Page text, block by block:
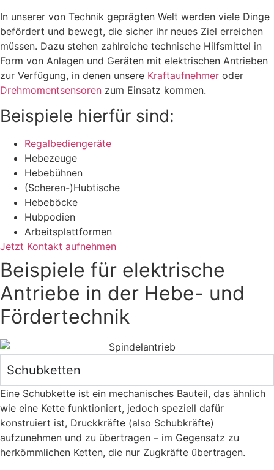
In unserer von Technik geprägten Welt werden viele Dinge
befördert und bewegt, die sicher ihr neues Ziel erreichen
müssen. Dazu stehen zahlreiche technische Hilfsmittel in
Form von Anlagen und Geräten mit elektrischen Antrieben
zur Verfügung, in denen unsere Kraftaufnehmer oder
Drehmomentsensoren zum Einsatz kommen.
Beispiele hierfür sind:
Regalbediengeräte
Hebezeuge
Hebebühnen
(Scheren-)Hubtische
Hebeböcke
Hubpodien
Arbeitsplattformen
Jetzt Kontakt aufnehmen
Beispiele für elektrische
Antriebe in der Hebe- und
Fördertechnik
Schubketten
Eine Schubkette ist ein mechanisches Bauteil, das ähnlich
wie eine Kette funktioniert, jedoch speziell dafür
konstruiert ist, Druckkräfte (also Schubkräfte)
aufzunehmen und zu übertragen – im Gegensatz zu
herkömmlichen Ketten, die nur Zugkräfte übertragen.